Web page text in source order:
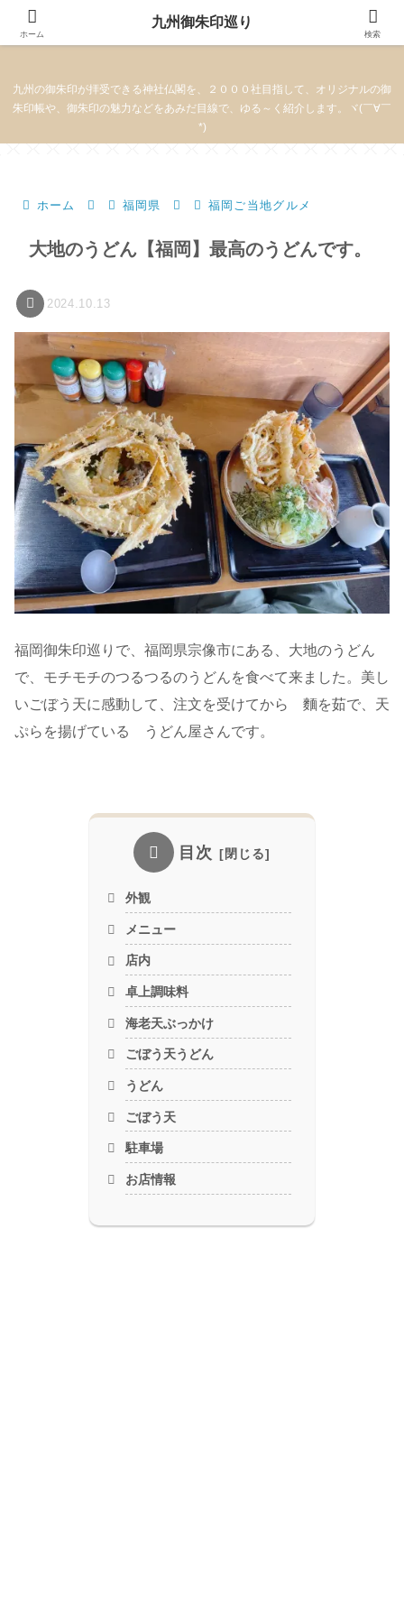
九州御朱印巡り
九州の御朱印が拝受できる神社仏閣を、２０００社目指して、オリジナルの御
朱印帳や、御朱印の魅力などをあみだ目線で、ゆる～く紹介します。ヾ(￣∀￣
*)
ホーム 福岡県 福岡ご当地グルメ
大地のうどん【福岡】最高のうどんです。
2024.10.13
福岡御朱印巡りで、福岡県宗像市にある、大地のうどん
で、モチモチのつるつるのうどんを食べて来ました。美し
いごぼう天に感動して、注文を受けてから 麵を茹で、天
ぷらを揚げている うどん屋さんです。
目次
外観
メニュー
店内
卓上調味料
海老天ぶっかけ
ごぼう天うどん
うどん
ごぼう天
駐車場
お店情報
ホーム
九州御朱印巡り
検索